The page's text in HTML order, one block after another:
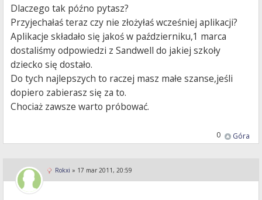
Dlaczego tak późno pytasz?
Przyjechałaś teraz czy nie złożyłaś wcześniej aplikacji?
Aplikacje składało się jakoś w październiku,1 marca
dostaliśmy odpowiedzi z Sandwell do jakiej szkoły
dziecko się dostało.
Do tych najlepszych to raczej masz małe szanse,jeśli
dopiero zabierasz się za to.
Chociaż zawsze warto próbować.
Góra
0
Rokxi » 17 mar 2011, 20:59